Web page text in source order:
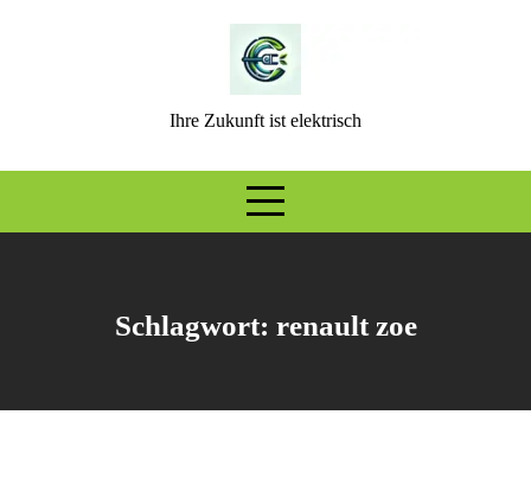
Ihre Zukunft ist elektrisch
Schlagwort: renault zoe